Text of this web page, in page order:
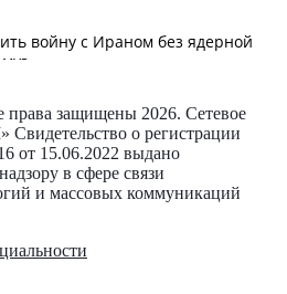
защищены 2026. Сетевое
о регистрации
15.06.2022 выдано
в сфере связи
и массовых коммуникаций